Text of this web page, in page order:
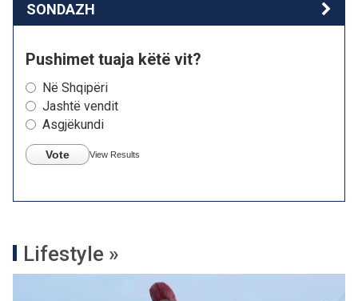
SONDAZH
Pushimet tuaja këtë vit?
Në Shqipëri
Jashtë vendit
Asgjëkundi
Vote View Results
Lifestyle »